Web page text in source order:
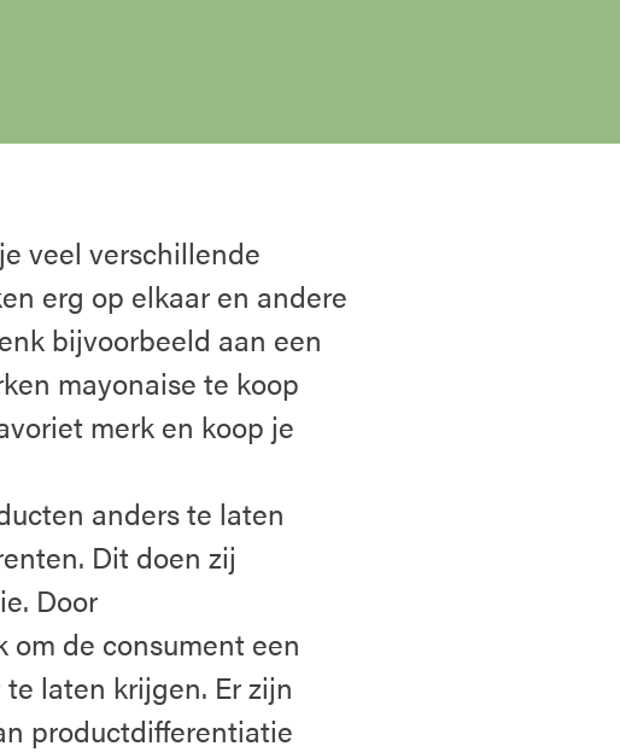
veel verschillende
erg op elkaar en andere
bijvoorbeeld aan een
mayonaise te koop
merk en koop je
anders te laten
Dit doen zij
Door
de consument een
laten krijgen. Er zijn
productdifferentiatie